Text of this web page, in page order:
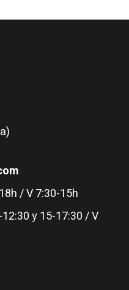
/ V 7:30-15h
y 15-17:30 / V